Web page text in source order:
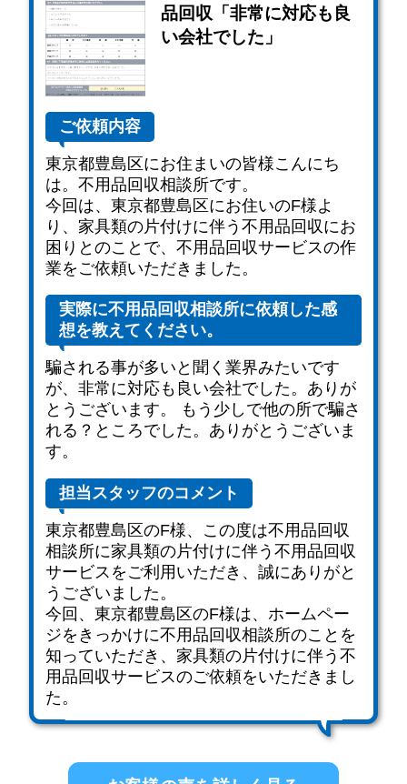
品回収「非常に対応も良
い会社でした」
ご依頼内容
東京都豊島区にお住まいの皆様こんにち
は。不用品回収相談所です。
今回は、東京都豊島区にお住いのF様よ
り、家具類の片付けに伴う不用品回収にお
困りとのことで、不用品回収サービスの作
業をご依頼いただきました。
実際に不用品回収相談所に依頼した感
想を教えてください。
騙される事が多いと聞く業界みたいです
が、非常に対応も良い会社でした。ありが
とうございます。 もう少しで他の所で騙さ
れる？ところでした。ありがとうございま
す。
担当スタッフのコメント
東京都豊島区のF様、この度は不用品回収
相談所に家具類の片付けに伴う不用品回収
サービスをご利用いただき、誠にありがと
うございました。
今回、東京都豊島区のF様は、ホームペー
ジをきっかけに不用品回収相談所のことを
知っていただき、家具類の片付けに伴う不
用品回収サービスのご依頼をいただきまし
た。